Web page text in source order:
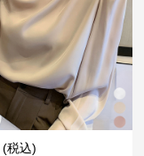
(税込)